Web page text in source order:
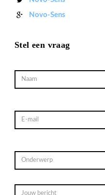
Novo-Sens
Stel een vraag